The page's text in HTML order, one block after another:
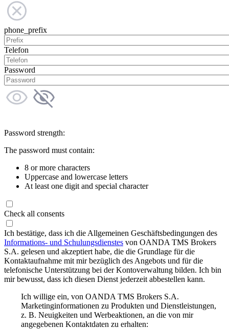
phone_prefix
Telefon
Password
Password strength:
The password must contain:
8 or more characters
Uppercase and lowercase letters
At least one digit and special character
Check all consents
Ich bestätige, dass ich die Allgemeinen Geschäftsbedingungen des
Informations- und Schulungsdienstes von OANDA TMS Brokers
S.A. gelesen und akzeptiert habe, die die Grundlage für die
Kontaktaufnahme mit mir bezüglich des Angebots und für die
telefonische Unterstützung bei der Kontoverwaltung bilden. Ich bin
mir bewusst, dass ich diesen Dienst jederzeit abbestellen kann.
Ich willige ein, von OANDA TMS Brokers S.A.
Marketinginformationen zu Produkten und Dienstleistungen,
z. B. Neuigkeiten und Werbeaktionen, an die von mir
angegebenen Kontaktdaten zu erhalten: